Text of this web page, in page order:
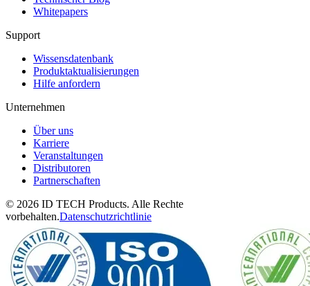
Whitepapers
Support
Wissensdatenbank
Produktaktualisierungen
Hilfe anfordern
Unternehmen
Über uns
Karriere
Veranstaltungen
Distributoren
Partnerschaften
© 2026 ID TECH Products. Alle Rechte
vorbehalten.Datenschutzrichtlinie